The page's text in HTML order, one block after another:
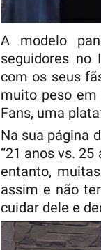
A modelo
seguidores no
com os seus
muito peso em
Fans, uma
Na sua página
“21 anos vs.
entanto,
assim e não
cuidar dele e